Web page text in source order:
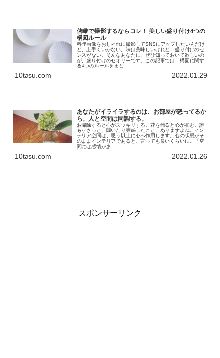
俯瞰で撮影するならコレ！ 美しい盛り付け4つの
構図ルール
料理画像をおしゃれに撮影してSNSにアップしたいんだけ
ど、上手くいかない。味は美味しいけれど、盛り付けのセ
ンスがない。そんなあなたに、ぜひ知っておいて欲しいの
が、盛り付けのセオリーです。この記事では、構図に関す
る4つのルールをまと...
10tasu.com 2022.01.29
あなたがイライラするのは、お部屋が怒ってるか
ら。人と空間は同調する。
お掃除すると心がスッキリする。花を飾ると心が和む。誰
もがきっと、聞いたり実感したこと、ありますよね。イン
テリア空間は、思う以上に心へ作用します。心の状態がそ
のままインテリアであると、言っても良いくらいに。「空
間には感情があ...
10tasu.com 2022.01.26
スポンサーリンク